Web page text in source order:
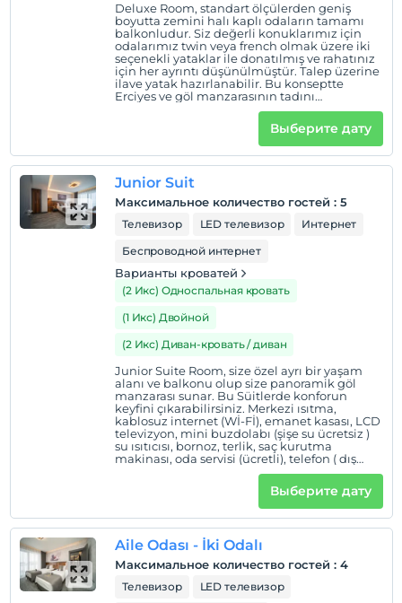
С детей младше 2 плата не взимается.
В учреждении нет политики «Бесплатно для детей».
Действительные кредитные карты
Deluxe Room, standart ölçülerden geniş
boyutta zemini halı kaplı odaların tamamı
balkonludur. Siz değerli konuklarımız için
odalarımız twin veya french olmak üzere iki
seçenekli yataklar ile donatılmış ve rahatınız
için her ayrıntı düşünülmüştür. Talep üzerine
ilave yatak hazırlanabilir. Bu konseptte
Erciyes ve göl manzarasının tadını
internet (Wİ-Fİ), emanet kasası, LCD
televizyon, mini buzdolabı (şişe su ücretsiz )
su ısıtıcısı, bornoz, terlik, saç kurutma
makinası, oda servisi (ücretli), telefon ( dış
gibi olanaklar mevcuttur. Ayrıca sizin için
özenle hazırlanmış bir ikram seti de odanızda
sizi bekliyor olacak! 28 m² Tek kişilik veya çift
kişilik yatak 2+1 veya 3 kişilik konaklama
Выберите дату
Junior Suit
Максимальное количество гостей : 5
Телевизор LED телевизор
Интернет
Беспроводной интернет
Варианты кроватей
(2 Икс) Односпальная кровать
(1 Икс) Двойной
(2 Икс) Диван-кровать / диван
Junior Suite Room, size özel ayrı bir yaşam
alanı ve balkonu olup size panoramik göl
manzarası sunar. Bu Süitlerde konforun
keyfini çıkarabilirsiniz. Merkezi ısıtma,
kablosuz internet (Wİ-Fİ), emanet kasası, LCD
televizyon, mini buzdolabı (şişe su ücretsiz )
su ısıtıcısı, bornoz, terlik, saç kurutma
makinası, oda servisi (ücretli), telefon ( dış
kullanımlar için ücretli), günlük kat hizmeti
gibi olanaklar mevcuttur. Ayrıca sizin için
özenle hazırlanmış bir ikram seti de odanızda
çift kişilik yatak 2+2 veya 4 kişilik konaklama
Выберите дату
Aile Odası - İki Odalı
Максимальное количество гостей : 4
Телевизор
LED телевизор